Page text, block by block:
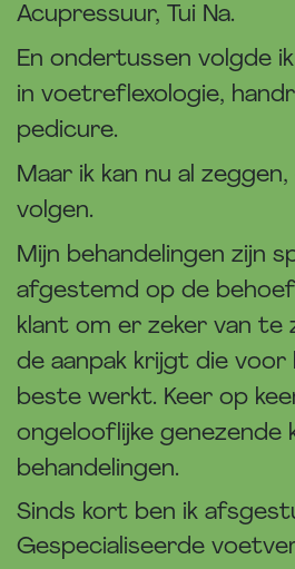
Acupressuur, Tui Na.
En ondertussen volgde
in voetreflexologie,
pedicure.
Maar ik kan nu al
volgen.
Mijn behandelingen zijn
afgestemd op de
klant om er zeker van te
de aanpak krijgt die
beste werkt. Keer op
ongelooflijke genezende
behandelingen.
Sinds kort ben ik
Gespecialiseerde